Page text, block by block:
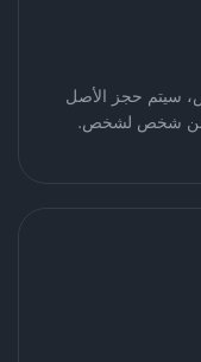
سيتم حجز الأصل